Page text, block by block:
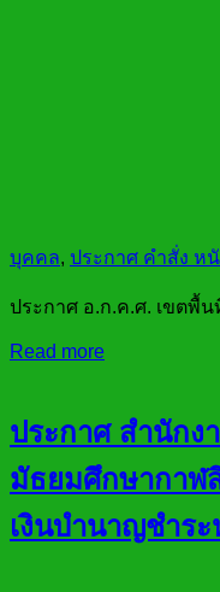
บุคคล, ประกาศ คำสั่ง ห
ประกาศ อ.ก.ค.ศ. เขตพื้น
Read more
ประกาศ สำนักง
มัธยมศึกษากาฬ
เงินบำนาญชำร